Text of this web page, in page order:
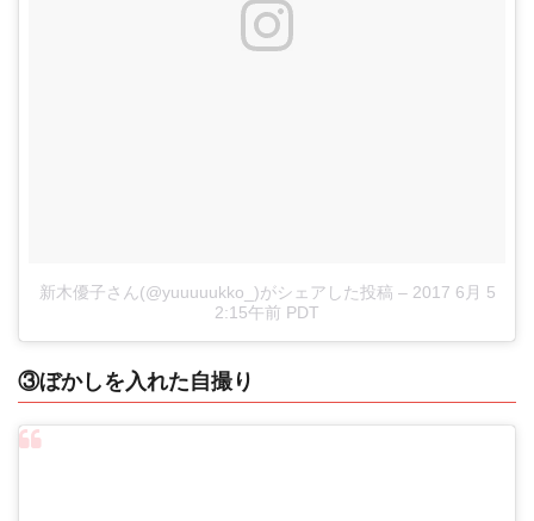
新木優子さん(@yuuuuukko_)がシェアした投稿 – 2017 6月 5
2:15午前 PDT
③ぼかしを入れた自撮り